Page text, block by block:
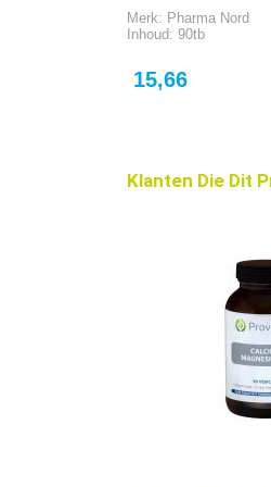
Merk: Pharma Nord
Inhoud: 90tb
Prijs
15,66
Klanten Die Dit